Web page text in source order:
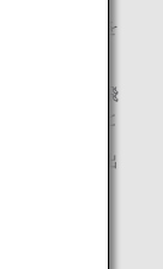
機する場所を
するため、飛
保できること
ジンから排出